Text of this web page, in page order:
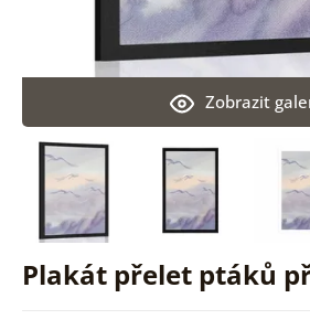
Plakát přelet ptáků
Zobrazit